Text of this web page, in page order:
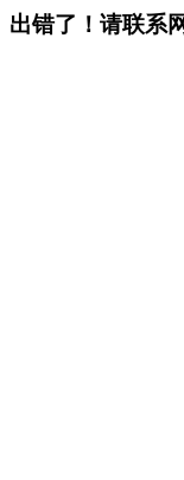
出错了！请联系